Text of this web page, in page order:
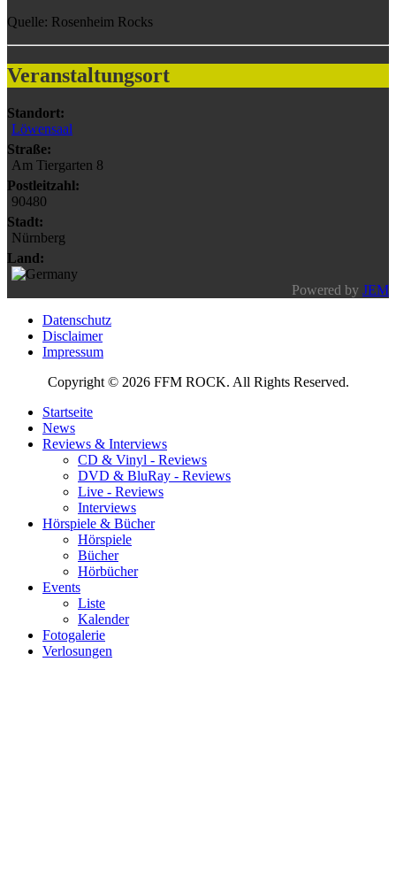
Quelle: Rosenheim Rocks
Veranstaltungsort
Standort:
Löwensaal
Straße:
Am Tiergarten 8
Postleitzahl:
90480
Stadt:
Nürnberg
Land:
Powered by JEM
Datenschutz
Disclaimer
Impressum
Copyright © 2026 FFM ROCK. All Rights Reserved.
Startseite
News
Reviews & Interviews
CD & Vinyl - Reviews
DVD & BluRay - Reviews
Live - Reviews
Interviews
Hörspiele & Bücher
Hörspiele
Bücher
Hörbücher
Events
Liste
Kalender
Fotogalerie
Verlosungen